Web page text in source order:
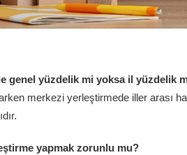
genel yüzdelik mi yoksa il yüzdelik
merkezi yerleştirmede iller arası
yapmak zorunlu mu?